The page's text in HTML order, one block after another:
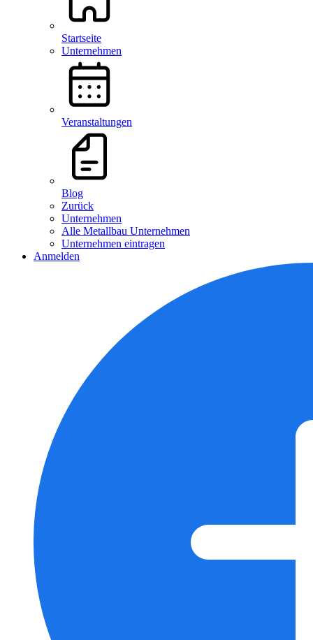
Startseite
Unternehmen
Veranstaltungen
Blog
Zurück
Unternehmen
Alle Metallbau Unternehmen
Unternehmen eintragen
Anmelden